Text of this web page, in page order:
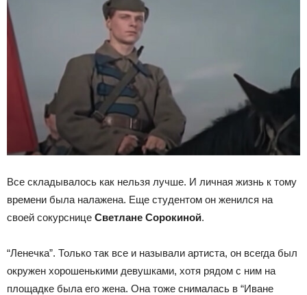
Все складывалось как нельзя лучше. И личная жизнь к тому
времени была налажена. Еще студентом он женился на
своей сокурснице Светлане Сорокиной.
“Ленечка”. Только так все и называли артиста, он всегда был
окружен хорошенькими девушками, хотя рядом с ним на
площадке была его жена. Она тоже снималась в “Иване